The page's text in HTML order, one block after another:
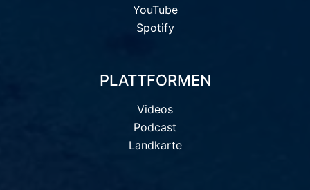
YouTube
Spotify
PLATTFORMEN
Videos
Podcast
Landkarte